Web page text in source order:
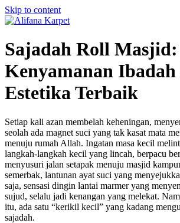
Skip to content
Sajadah Roll Masjid:
Kenyamanan
Estetika Terbaik
Setiap kali azan membelah keheningan,
seolah ada magnet suci yang tak kasat mata
menuju rumah Allah. Ingatan masa kecil
langkah-langkah kecil yang lincah, berpacu
menyusuri jalan setapak menuju masjid
semerbak, lantunan ayat suci yang
saja, sensasi dingin lantai marmer yang
sujud, selalu jadi kenangan yang melekat.
itu, ada satu “kerikil kecil” yang kadang
sajadah.